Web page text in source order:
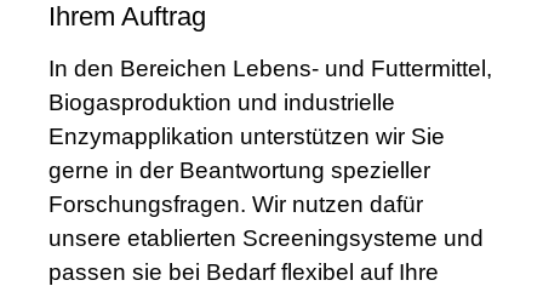
Ihrem Auftrag
In den Bereichen Lebens- und Futtermittel,
Biogasproduktion und industrielle
Enzymapplikation unterstützen wir Sie
gerne in der Beantwortung spezieller
Forschungsfragen. Wir nutzen dafür
unsere etablierten Screeningsysteme und
passen sie bei Bedarf flexibel auf Ihre